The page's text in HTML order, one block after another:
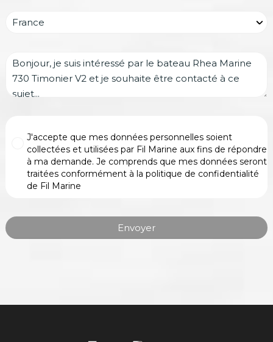
J'accepte que mes données personnelles soient
collectées et utilisées par Fil Marine aux fins de répondre
à ma demande. Je comprends que mes données seront
traitées conformément à la politique de confidentialité
de Fil Marine